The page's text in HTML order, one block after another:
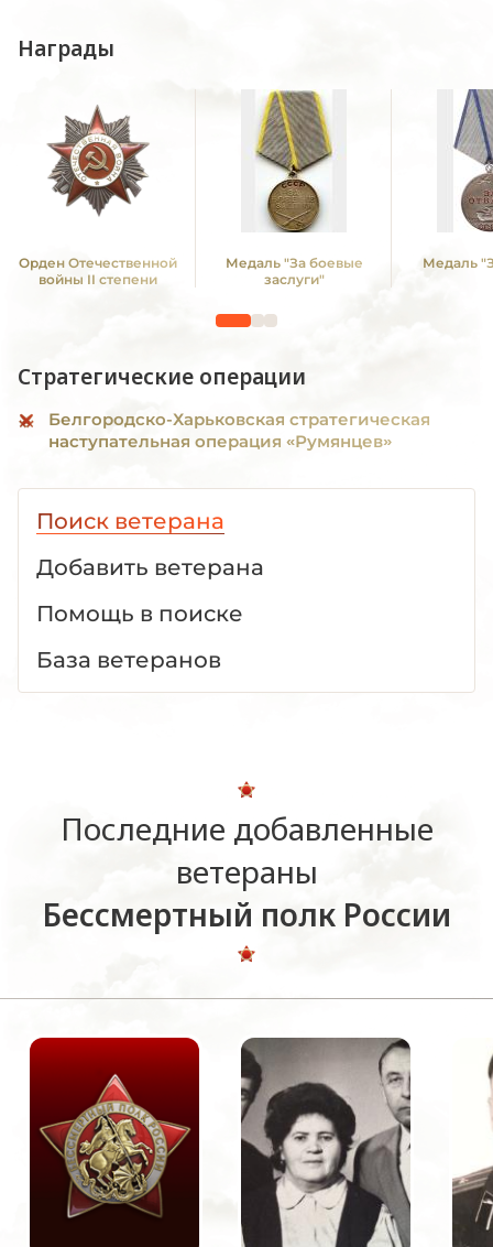
Награды
Орден Отечественной
войны II степени
Медаль "За боевые
заслуги"
Медаль
Стратегические операции
Белгородско-Харьковская стратегическая
наступательная операция «Румянцев»
Поиск ветерана
Добавить ветерана
Помощь в поиске
База ветеранов
Последние добавленные
ветераны
Бессмертный полк России